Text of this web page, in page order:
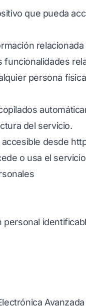
que pueda
persona
del servicio.
desde
o usa el
Avanzada